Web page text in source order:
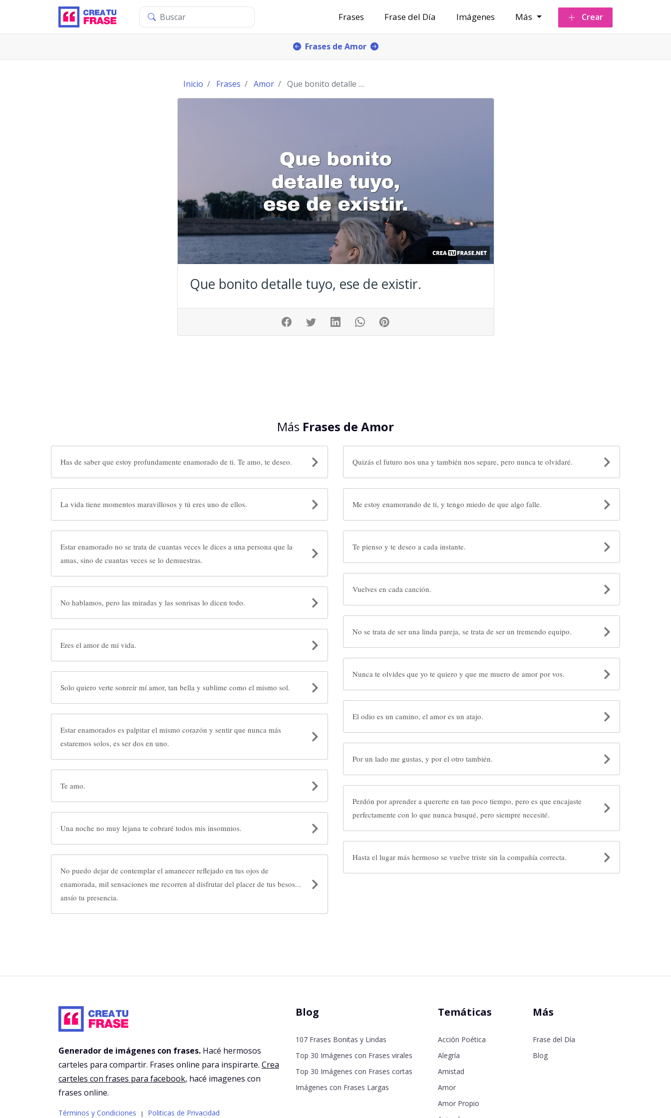
Frases Frase del Día Imágenes Más Crear
Frases de Amor
Inicio Frases Amor Que bonito detalle tuyo, ese de existir.
Que bonito detalle tuyo, ese de existir.
Más Frases de Amor
Has de saber que estoy profundamente enamorado de ti. Te amo, te deseo.
La vida tiene momentos maravillosos y tú eres uno de ellos.
Estar enamorado no se trata de cuantas veces le dices a una persona que la
amas, sino de cuantas veces se lo demuestras.
No hablamos, pero las miradas y las sonrisas lo dicen todo.
Eres el amor de mi vida.
Solo quiero verte sonreír mí amor, tan bella y sublime como el mismo sol.
Estar enamorados es palpitar el mismo corazón y sentir que nunca más
estaremos solos, es ser dos en uno.
Te amo.
Una noche no muy lejana te cobraré todos mis insomnios.
No puedo dejar de contemplar el amanecer reflejado en tus ojos de
enamorada, mil sensaciones me recorren al disfrutar del placer de tus besos...
ansío tu presencia.
Quizás el futuro nos una y también nos separe, pero nunca te olvidaré.
Me estoy enamorando de ti, y tengo miedo de que algo falle.
Te pienso y te deseo a cada instante.
Vuelves en cada canción.
No se trata de ser una linda pareja, se trata de ser un tremendo equipo.
Nunca te olvides que yo te quiero y que me muero de amor por vos.
El odio es un camino, el amor es un atajo.
Por un lado me gustas, y por el otro también.
Perdón por aprender a quererte en tan poco tiempo, pero es que encajaste
perfectamente con lo que nunca busqué, pero siempre necesité.
Hasta el lugar más hermoso se vuelve triste sin la compañía correcta.
Generador de imágenes con frases. Hacé hermosos
carteles para compartir. Frases online para inspirarte. Crea
carteles con frases para facebook, hacé imagenes con
frases online.
Términos y Condiciones | Politicas de Privacidad
Blog
107 Frases Bonitas y Lindas
Top 30 Imágenes con Frases virales
Top 30 Imágenes con Frases cortas
Imágenes con Frases Largas
Temáticas
Acción Poética
Alegría
Amistad
Amor
Amor Propio
Más
Frase del Día
Blog